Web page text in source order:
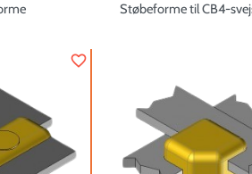
Støbeforme til CB4-
favorite_border